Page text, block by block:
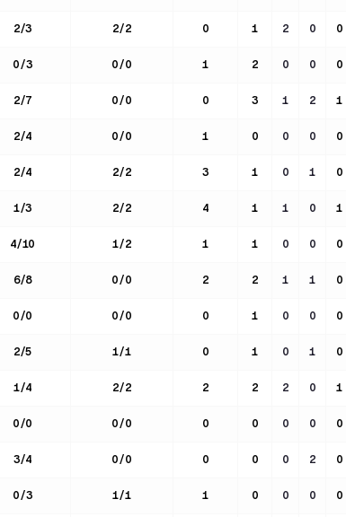
2/3 2/2 0 1 2 0 0
0/3 0/0 1 2 0 0 0
2/7 0/0 0 3 1 2 1
2/4 0/0 1 0 0 0 0
2/4 2/2 3 1 0 1 0
1/3 2/2 4 1 1 0 1
4/10 1/2 1 1 0 0 0
6/8 0/0 2 2 1 1 0
0/0 0/0 0 1 0 0 0
2/5 1/1 0 1 0 1 0
1/4 2/2 2 2 2 0 1
0/0 0/0 0 0 0 0 0
3/4 0/0 0 0 0 2 0
0/3 1/1 1 0 0 0 0